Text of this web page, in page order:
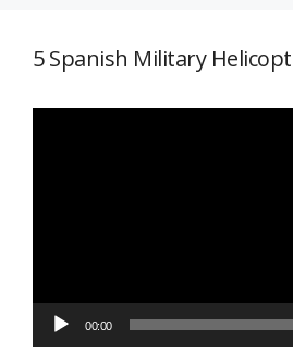
5 Spanish Military
00:00